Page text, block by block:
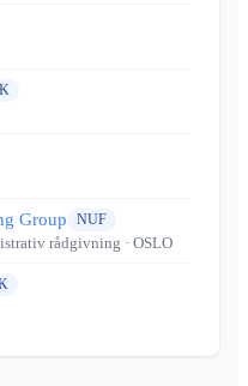
Group NUF
rådgivning · OSLO